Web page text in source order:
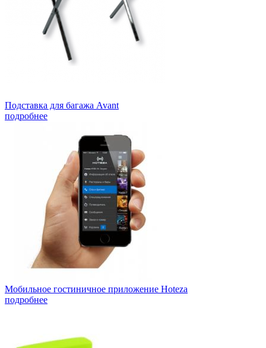
Подставка для багажа Avant
подробнее
Мобильное гостиничное приложение Hoteza
подробнее